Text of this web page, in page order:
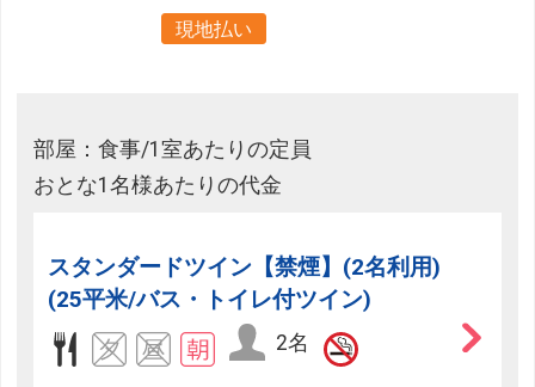
現地払い
部屋：食事/1室あたりの定員
おとな1名様あたりの代金
スタンダードツイン【禁煙】(2名利用)
(25平米/バス・トイレ付ツイン)
2名